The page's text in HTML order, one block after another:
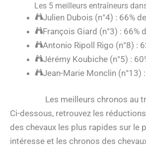
Les 5 meilleurs entraîneurs
Julien Dubois (n°4) : 66%
François Giard (n°3) : 66%
Antonio Ripoll Rigo (n°8) :
Jérémy Koubiche (n°5) :
Jean-Marie Monclin (n°13)
Les meilleurs chronos au
Ci-dessous, retrouvez les
des chevaux les plus rapides sur le
intéresse et les chronos des